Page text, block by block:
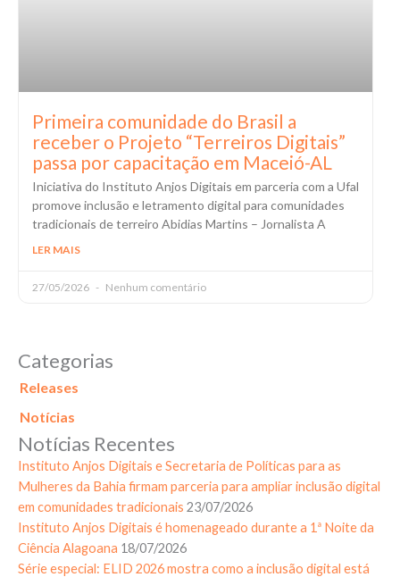
Primeira comunidade do Brasil a
receber o Projeto “Terreiros Digitais”
passa por capacitação em Maceió-AL
Iniciativa do Instituto Anjos Digitais em parceria com a Ufal
promove inclusão e letramento digital para comunidades
tradicionais de terreiro Abidias Martins – Jornalista A
LER MAIS
27/05/2026 Nenhum comentário
Categorias
Releases
Notícias
Notícias Recentes
Instituto Anjos Digitais e Secretaria de Políticas para as
Mulheres da Bahia firmam parceria para ampliar inclusão digital
em comunidades tradicionais 23/07/2026
Instituto Anjos Digitais é homenageado durante a 1ª Noite da
Ciência Alagoana 18/07/2026
Série especial: ELID 2026 mostra como a inclusão digital está